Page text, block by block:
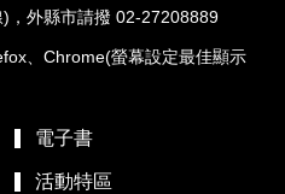
，外縣市請撥 02-27208889
、Chrome(螢幕設定最佳顯示
電子書
活動特區